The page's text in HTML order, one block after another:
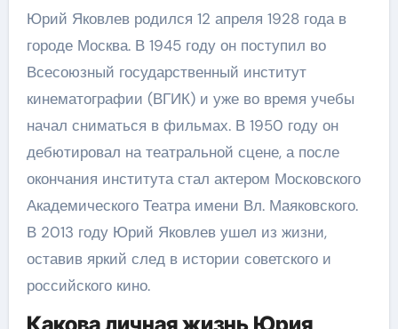
Юрий Яковлев родился 12 апреля 1928 года в
городе Москва. В 1945 году он поступил во
Всесоюзный государственный институт
кинематографии (ВГИК) и уже во время учебы
начал сниматься в фильмах. В 1950 году он
дебютировал на театральной сцене, а после
окончания института стал актером Московского
Академического Театра имени Вл. Маяковского.
В 2013 году Юрий Яковлев ушел из жизни,
оставив яркий след в истории советского и
российского кино.